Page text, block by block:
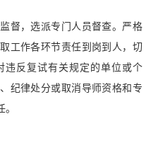
督，选派专门人员督查。严格
工作各环节责任到岗到人，切
违反复试有关规定的单位或个
纪律处分或取消导师资格和专